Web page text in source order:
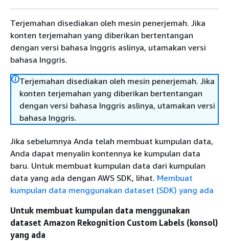
Terjemahan disediakan oleh mesin penerjemah. Jika
konten terjemahan yang diberikan bertentangan
dengan versi bahasa Inggris aslinya, utamakan versi
bahasa Inggris.
Terjemahan disediakan oleh mesin penerjemah. Jika
konten terjemahan yang diberikan bertentangan
dengan versi bahasa Inggris aslinya, utamakan versi
bahasa Inggris.
Jika sebelumnya Anda telah membuat kumpulan data,
Anda dapat menyalin kontennya ke kumpulan data
baru. Untuk membuat kumpulan data dari kumpulan
data yang ada dengan AWS SDK, lihat. Membuat
kumpulan data menggunakan dataset (SDK) yang ada
Untuk membuat kumpulan data menggunakan
dataset Amazon Rekognition Custom Labels (konsol)
yang ada